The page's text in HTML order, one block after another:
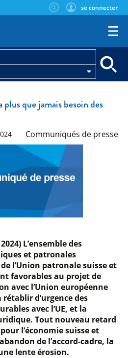
se connecter
plus que jamais besoin des
Communiqués de presse
L’ensemble des
et patronales
l’Union patronale suisse et
favorables au projet de
avec l’Union européenne
rétablir d’urgence des
avec l’UE, et la
Tout nouveau retard
l’économie suisse et
de l’accord-cadre, la
lente érosion.